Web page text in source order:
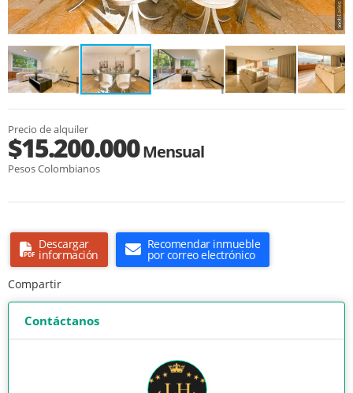
Precio de alquiler
$15.200.000Mensual
Pesos Colombianos
Descargar
información
Recomendar inmueble
por correo electrónico
Compartir
Contáctanos